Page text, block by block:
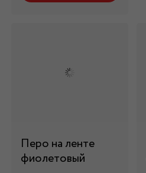
Перо на ленте
фиолетовый